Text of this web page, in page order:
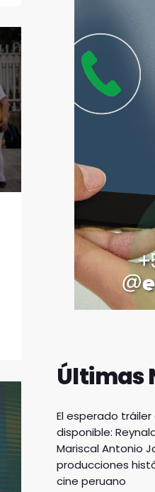
Últimas
El esperado tráiler
disponible:
Mariscal Antonio
producciones
cine peruano